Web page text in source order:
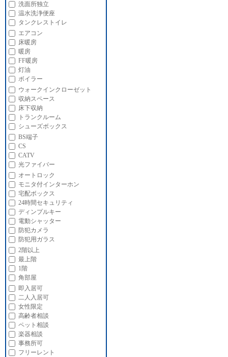
洗面所独立
温水洗浄便座
タンクレストイレ
エアコン
床暖房
暖房
FF暖房
灯油
ボイラー
ウォークインクローゼット
収納スペース
床下収納
トランクルーム
シューズボックス
BS端子
CS
CATV
光ファイバー
オートロック
モニタ付インターホン
宅配ボックス
24時間セキュリティ
ディンプルキー
電動シャッター
防犯カメラ
防犯用ガラス
2階以上
最上階
1階
角部屋
即入居可
二人入居可
女性限定
高齢者相談
ペット相談
楽器相談
事務所可
フリーレント